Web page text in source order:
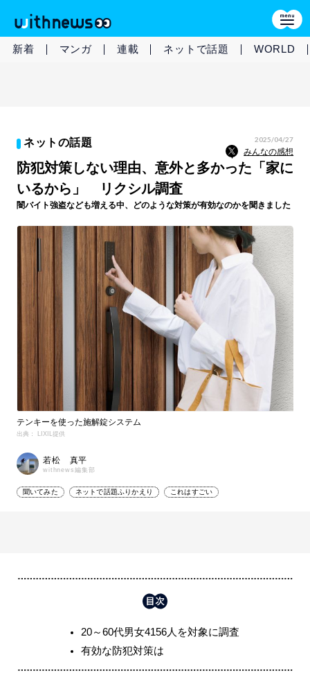
新着 マンガ 連載 ネットで話題 WORLD
ネットの話題 2025/04/27
みんなの感想
防犯対策しない理由、意外と多かった「家に
いるから」 リクシル調査
闇バイト強盗なども増える中、どのような対策が有効なのかを聞きました
テンキーを使った施解錠システム
出典： LIXIL提供
若松 真平
withnews編集部
聞いてみた ネットで話題ふりかえり これはすごい
20～60代男女4156人を対象に調査
有効な防犯対策は